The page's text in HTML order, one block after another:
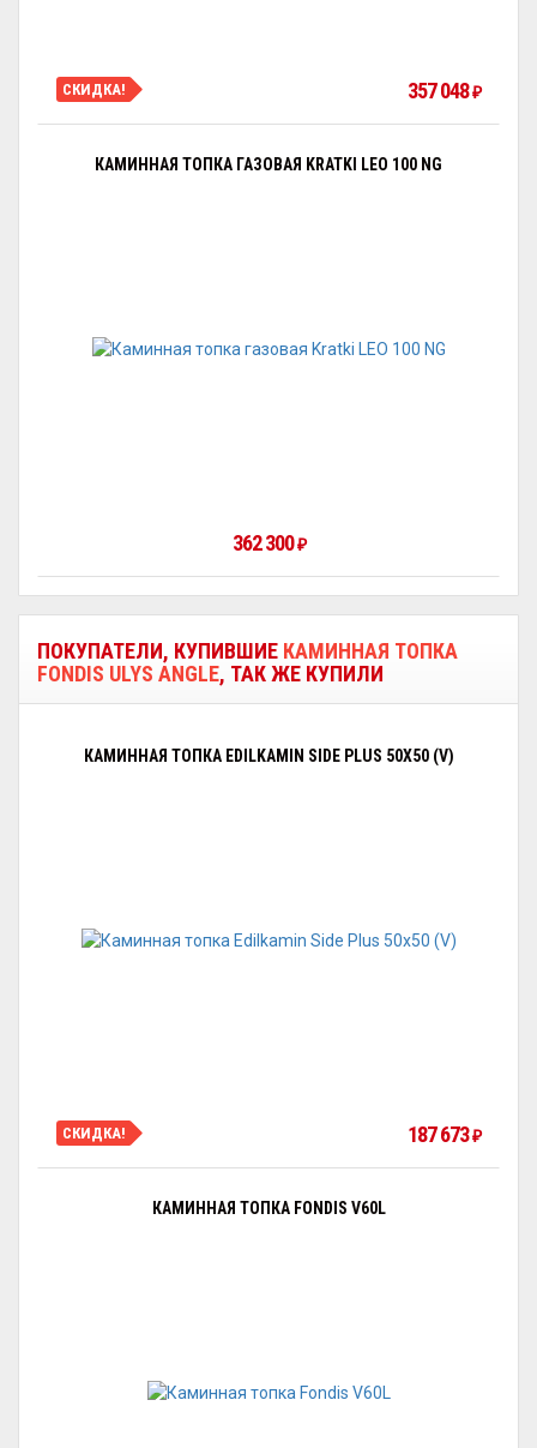
СКИДКА! 357 048₽
КАМИННАЯ ТОПКА ГАЗОВАЯ KRATKI LEO 100 NG
362 300₽
ПОКУПАТЕЛИ, КУПИВШИЕ КАМИННАЯ ТОПКА
FONDIS ULYS ANGLE, ТАК ЖЕ КУПИЛИ
КАМИННАЯ ТОПКА EDILKAMIN SIDE PLUS 50X50 (V)
СКИДКА! 187 673₽
КАМИННАЯ ТОПКА FONDIS V60L